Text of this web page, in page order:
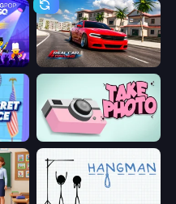
Real Car Driving
Take Photo